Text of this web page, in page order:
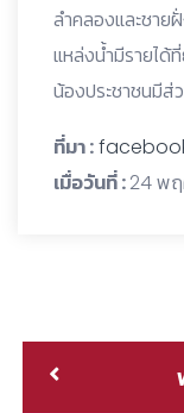
ลำคลองและชาย
แหล่งน้ำมีรายได้
น้องประชาชนมีส่
ที่มา :
เมื่อวันที่ :24 พ